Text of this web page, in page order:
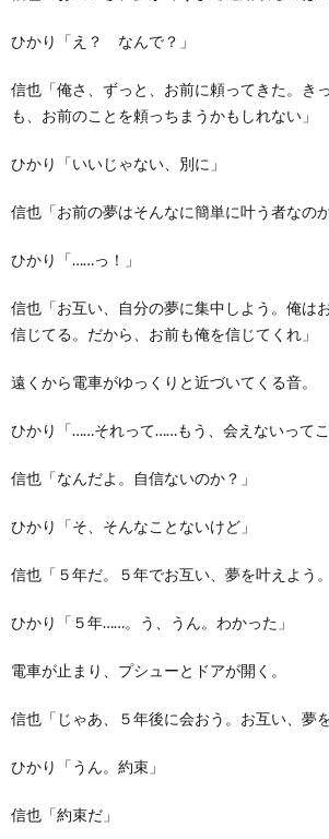
ひかり「え？ なんで？」
信也「俺さ、ずっと、お前に頼ってきた。き
も、お前のことを頼っちまうかもしれない」
ひかり「いいじゃない、別に」
信也「お前の夢はそんなに簡単に叶う者なのか
ひかり「……っ！」
信也「お互い、自分の夢に集中しよう。俺は
信じてる。だから、お前も俺を信じてくれ」
遠くから電車がゆっくりと近づいてくる音。
ひかり「……それって……もう、会えないってこ
信也「なんだよ。自信ないのか？」
ひかり「そ、そんなことないけど」
信也「５年だ。５年でお互い、夢を叶えよう
ひかり「５年……。う、うん。わかった」
電車が止まり、プシューとドアが開く。
信也「じゃあ、５年後に会おう。お互い、夢
ひかり「うん。約束」
信也「約束だ」